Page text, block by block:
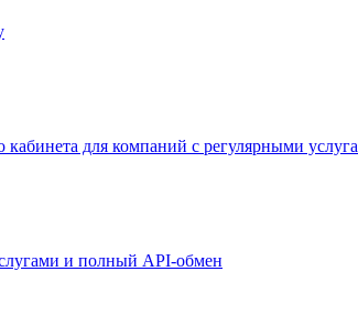
для компаний с регулярными
и полный API-обмен